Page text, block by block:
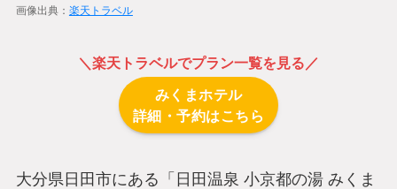
画像出典： 楽天トラベル
＼ 楽天トラベルでプラン一覧を見る／
みくまホテル
詳細・予約はこちら
大分県日田市にある「日田温泉 小京都の湯 みくま